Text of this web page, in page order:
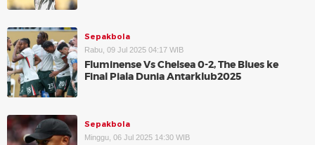
Sepakbola
Rabu, 09 Jul 2025 04:17 WIB
Fluminense Vs Chelsea 0-2, The Blues ke
Final Piala Dunia Antarklub2025
Sepakbola
Minggu, 06 Jul 2025 14:30 WIB